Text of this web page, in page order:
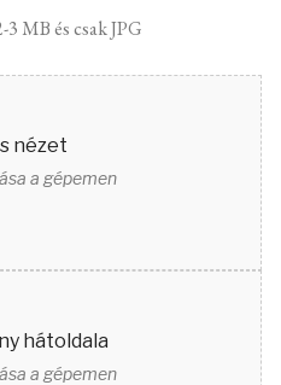
3 MB és csak JPG
nézet
a gépemen
hátoldala
a gépemen